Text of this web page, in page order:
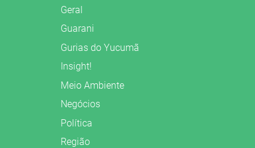
Geral
Guarani
Gurias do Yucumã
Insight!
Meio Ambiente
Negócios
Política
Região